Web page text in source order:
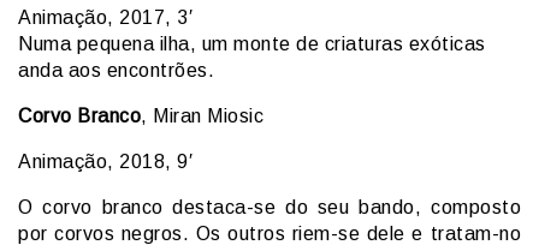
Animação, 2017, 3′
Numa pequena ilha, um monte de criaturas exóticas
anda aos encontrões.
Corvo Branco, Miran Miosic
Animação, 2018, 9′
O corvo branco destaca-se do seu bando, composto
por corvos negros. Os outros riem-se dele e tratam-no